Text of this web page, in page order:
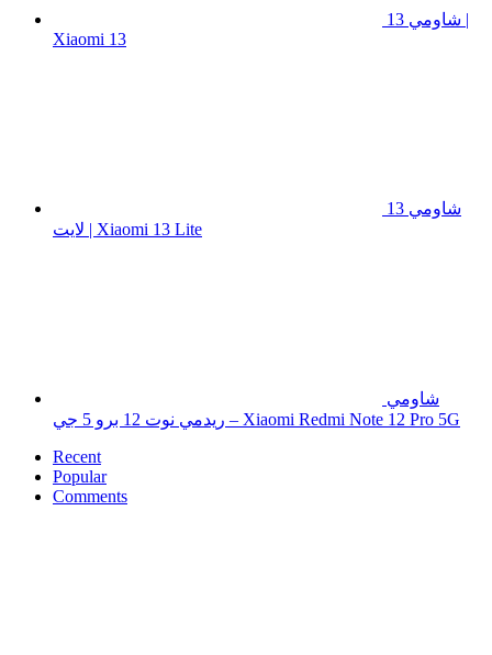
شاومي 13 |
Xiaomi 13
شاومي 13
لايت | Xiaomi 13 Lite
شاومي
ريدمي نوت 12 برو 5 جي – Xiaomi Redmi Note 12 Pro 5G
Recent
Popular
Comments